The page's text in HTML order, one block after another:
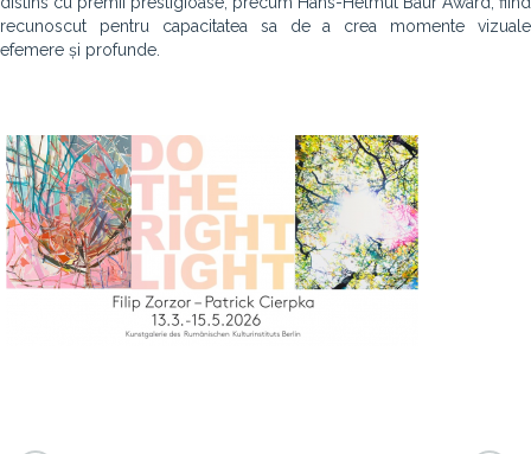
recunoscut pentru capacitatea sa de a crea momente vizuale
efemere și profunde.